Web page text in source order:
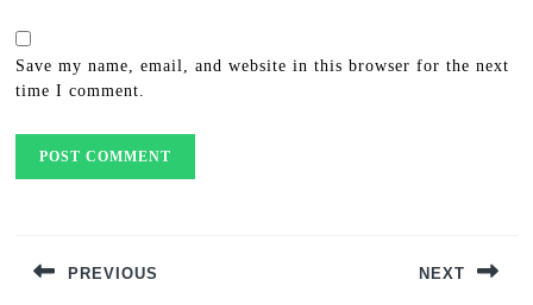
Save my name, email, and website in this browser for the next
time I comment.
PREVIOUS NEXT